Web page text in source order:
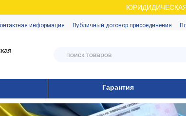
информация Публичный договор присоединения
Гарантия